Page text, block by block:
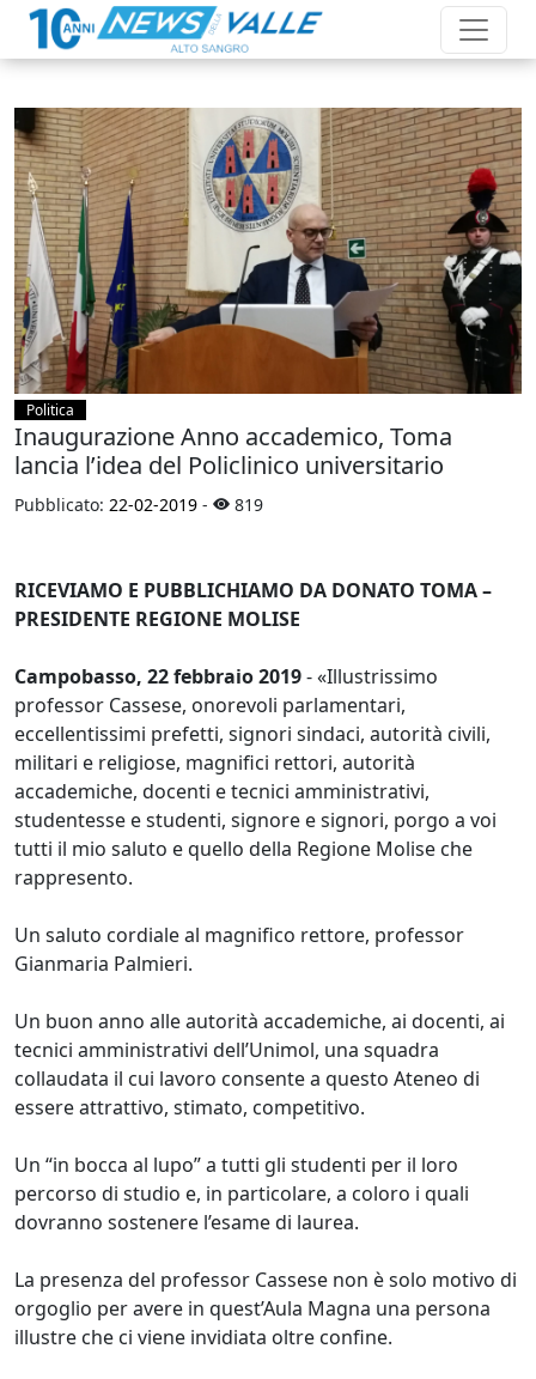
Politica
Inaugurazione Anno accademico, Toma
lancia l’idea del Policlinico universitario
Pubblicato: 22-02-2019 - 819
RICEVIAMO E PUBBLICHIAMO DA DONATO TOMA –
PRESIDENTE REGIONE MOLISE
Campobasso, 22 febbraio 2019- «Illustrissimo
professor Cassese, onorevoli parlamentari,
eccellentissimi prefetti, signori sindaci, autorità civili,
militari e religiose, magnifici rettori, autorità
accademiche, docenti e tecnici amministrativi,
studentesse e studenti, signore e signori, porgo a voi
tutti il mio saluto e quello della Regione Molise che
rappresento.
Un saluto cordiale al magnifico rettore, professor
Gianmaria Palmieri.
Un buon anno alle autorità accademiche, ai docenti, ai
tecnici amministrativi dell’Unimol, una squadra
collaudata il cui lavoro consente a questo Ateneo di
essere attrattivo, stimato, competitivo.
Un “in bocca al lupo” a tutti gli studenti per il loro
percorso di studio e, in particolare, a coloro i quali
dovranno sostenere l’esame di laurea.
La presenza del professor Cassese non è solo motivo di
orgoglio per avere in quest’Aula Magna una persona
illustre che ci viene invidiata oltre confine.